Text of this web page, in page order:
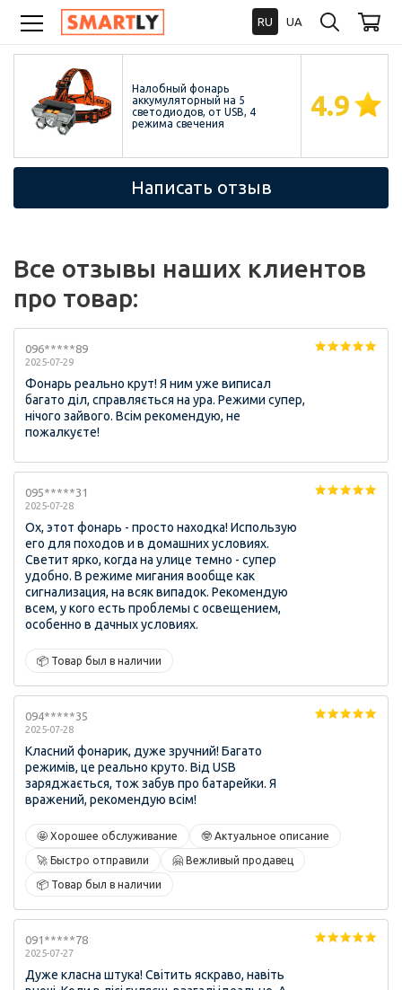
RU UA
Налобный фонарь
аккумуляторный на 5
светодиодов, от USB, 4
режима свечения
4.9
Написать отзыв
Все отзывы наших клиентов
про товар:
096*****89
2025-07-29
Фонарь реально крут! Я ним уже виписал
багато діл, справляється на ура. Режими супер,
нічого зайвого. Всім рекомендую, не
пожалкуєте!
095*****31
2025-07-28
Ох, этот фонарь - просто находка! Использую
его для походов и в домашних условиях.
Светит ярко, когда на улице темно - супер
удобно. В режиме мигания вообще как
сигнализация, на всяк випадок. Рекомендую
всем, у кого есть проблемы с освещением,
особенно в дачных условиях.
📦 Товар был в наличии
094*****35
2025-07-28
Класний фонарик, дуже зручний! Багато
режимів, це реально круто. Від USB
заряджається, тож забув про батарейки. Я
вражений, рекомендую всім!
🤩 Хорошее обслуживание 🤓 Актуальное описание
🚀 Быстро отправили 🤗 Вежливый продавец
📦 Товар был в наличии
091*****78
2025-07-27
Дуже класна штука! Світить яскраво, навіть